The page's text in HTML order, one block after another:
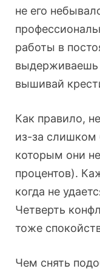
не его
работы в
вышивай
Как правило,
из-за слишком
которым они
процентов).
когда не
Четверть
тоже
Чем снять